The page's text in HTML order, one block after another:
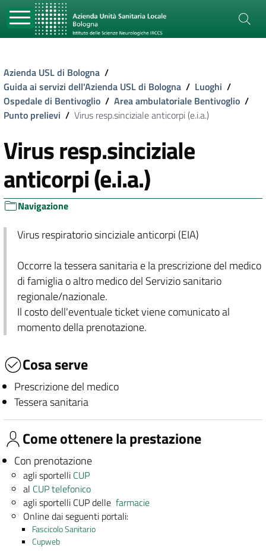
Azienda USL di Bologna /
Guida ai servizi dell'Azienda USL di Bologna / Luoghi /
Ospedale di Bentivoglio / Area ambulatoriale Bentivoglio /
Punto prelievi / Virus resp.sinciziale anticorpi (e.i.a.)
Virus resp.sinciziale
anticorpi (e.i.a.)
Navigazione
Virus respiratorio sinciziale anticorpi (EIA)
Occorre la tessera sanitaria e la prescrizione del medico
di famiglia o altro medico del Servizio sanitario
regionale/nazionale.
Il costo dell'eventuale ticket viene comunicato al
momento della prenotazione.
Cosa serve
Prescrizione del medico
Tessera sanitaria
Come ottenere la prestazione
Con prenotazione
agli sportelli CUP
al CUP telefonico
agli sportelli CUP dellefarmacie
Online dai seguenti portali:
Fascicolo Sanitario
Cupweb